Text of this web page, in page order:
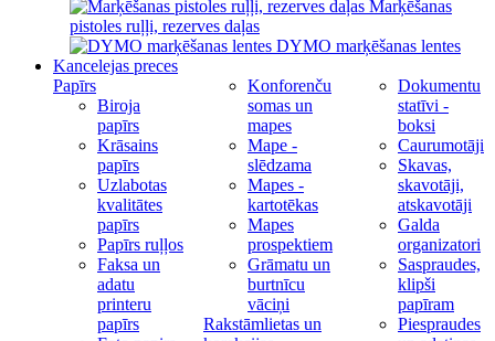
Marķēšanas
pistoles ruļļi, rezerves daļas
DYMO marķēšanas lentes
Kancelejas preces
Papīrs
Biroja
papīrs
Krāsains
papīrs
Uzlabotas
kvalitātes
papīrs
Papīrs ruļļos
Faksa un
adatu
printeru
papīrs
Konforenču
somas un
mapes
Mape -
slēdzama
Mapes -
kartotēkas
Mapes
prospektiem
Grāmatu un
burtnīcu
vāciņi
Rakstāmlietas un
Dokumentu
statīvi -
boksi
Caurumotāji
Skavas,
skavotāji,
atskavotāji
Galda
organizatori
Saspraudes,
klipši
papīram
Piespraudes